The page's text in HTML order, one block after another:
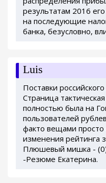
результатам 2016
на последующие
банка, безусловно,
Luis
Поставки
Страница
полностью была на
пользователей
факто вещами просто
изменения рейтинга
Плюшевый мишка -
-Резюме Екатерина.